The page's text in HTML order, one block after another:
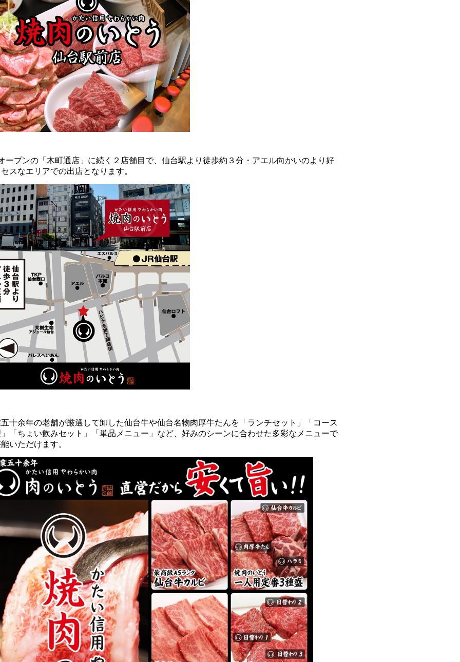
ープンの「木町通店」に続く２店舗目で、仙台駅より徒歩約３分・アエル向かいのより好
スなエリアでの出店となります。
十余年の老舗が厳選して卸した仙台牛や仙台名物肉厚牛たんを「ランチセット」「コース
「ちょい飲みセット」「単品メニュー」など、好みのシーンに合わせた多彩なメニューで
いただけます。